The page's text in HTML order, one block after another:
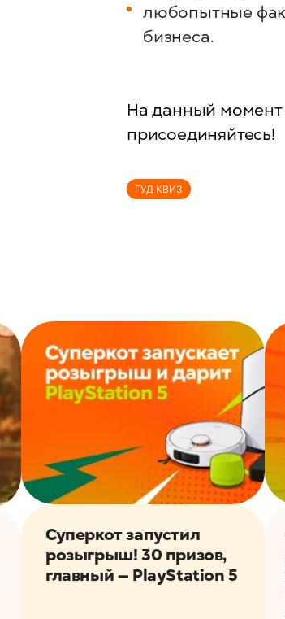
любопытные
бизнеса.
На данный момент
присоединяйтесь!
ГУД КВИЗ
Суперкот запустил
розыгрыш! 30 призов,
главный — PlayStation 5